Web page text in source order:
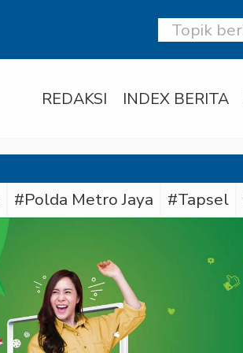
REDAKSI INDEX BERITA
#Polda Metro Jaya #Tapsel